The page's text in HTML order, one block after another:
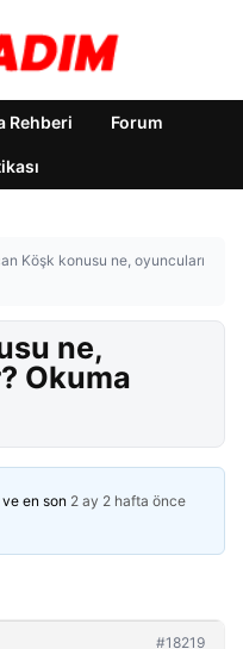
Rehberi Forum
Köşk konusu ne, oyuncuları
ne,
Okuma
en son 2 ay 2 hafta önce
#18219